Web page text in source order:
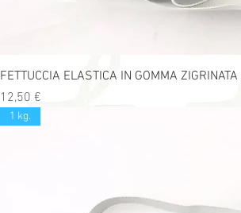
FETTUCCIA ELASTICA IN GOMMA
Precio
12,50 €
1 kg.